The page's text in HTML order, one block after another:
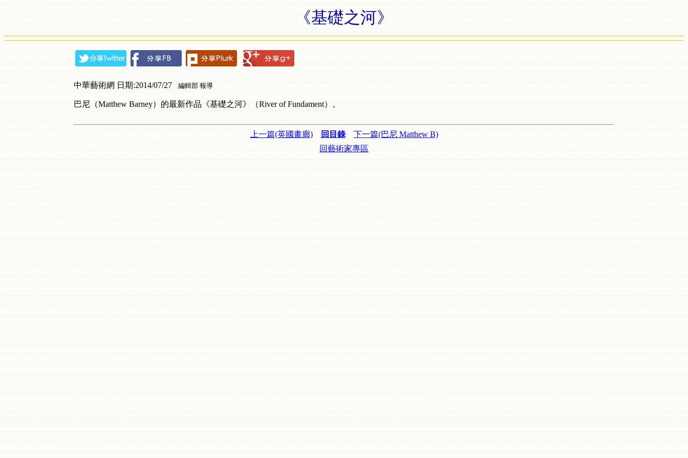
《基礎之河》
中華藝術網 日期:2014/07/27 編輯部 報導
巴尼（Matthew Barney）的最新作品《基礎之河》（River of Fundament）。
上一篇(英國畫廊) 回目錄
下一篇(巴尼 Matthew B)
回藝術家專區